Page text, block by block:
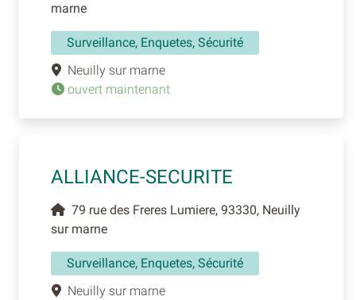
marne
Surveillance, Enquetes, Sécurité
Neuilly sur marne
ouvert maintenant
ALLIANCE-SECURITE
79 rue des Freres Lumiere, 93330, Neuilly
sur marne
Surveillance, Enquetes, Sécurité
Neuilly sur marne